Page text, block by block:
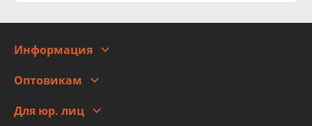
Информация
Адреса
Новости
Оптовикам
Для юр. лиц